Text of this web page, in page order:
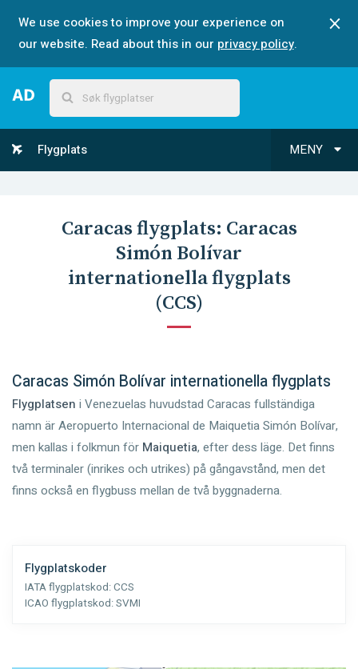
We use cookies to improve your experience on
our website. Read about this in our privacy policy.
MENY
Flygplats
Caracasflygplats: Caracas
Simón Bolívar
internationella flygplats
(CCS)
Caracas Simón Bolívar internationella flygplats
Flygplatsen i Venezuelas huvudstad Caracas fullständiga
namn är Aeropuerto Internacional de Maiquetia Simón Bolívar,
men kallas i folkmun för Maiquetia, efter dess läge. Det finns
två terminaler (inrikes och utrikes) på gångavstånd, men det
finns också en flygbuss mellan de två byggnaderna.
Flygplatskoder
IATA flygplatskod:CCS
ICAO flygplatskod:SVMI